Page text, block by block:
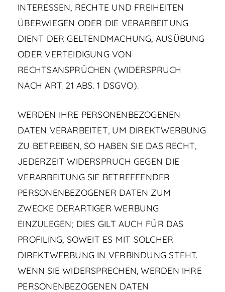
INTERESSEN, RECHTE UND FREIHEITEN
ÜBERWIEGEN ODER DIE VERARBEITUNG
DIENT DER GELTENDMACHUNG, AUSÜBUNG
ODER VERTEIDIGUNG VON
RECHTSANSPRÜCHEN (WIDERSPRUCH
NACH ART. 21 ABS. 1 DSGVO).
WERDEN IHRE PERSONENBEZOGENEN
DATEN VERARBEITET, UM DIREKTWERBUNG
ZU BETREIBEN, SO HABEN SIE DAS RECHT,
JEDERZEIT WIDERSPRUCH GEGEN DIE
VERARBEITUNG SIE BETREFFENDER
PERSONENBEZOGENER DATEN ZUM
ZWECKE DERARTIGER WERBUNG
EINZULEGEN; DIES GILT AUCH FÜR DAS
PROFILING, SOWEIT ES MIT SOLCHER
DIREKTWERBUNG IN VERBINDUNG STEHT.
WENN SIE WIDERSPRECHEN, WERDEN IHRE
PERSONENBEZOGENEN DATEN